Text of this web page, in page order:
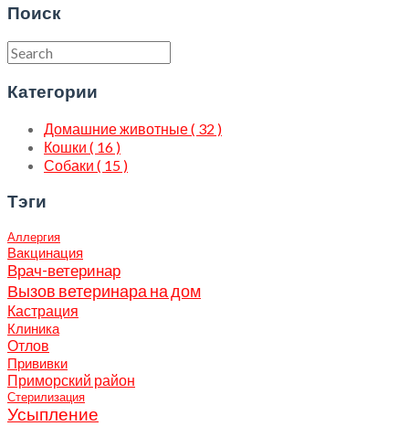
Поиск
Категории
Домашние животные ( 32 )
Кошки ( 16 )
Собаки ( 15 )
Тэги
Аллергия
Вакцинация
Врач-ветеринар
Вызов ветеринара на дом
Кастрация
Клиника
Отлов
Прививки
Приморский район
Стерилизация
Усыпление